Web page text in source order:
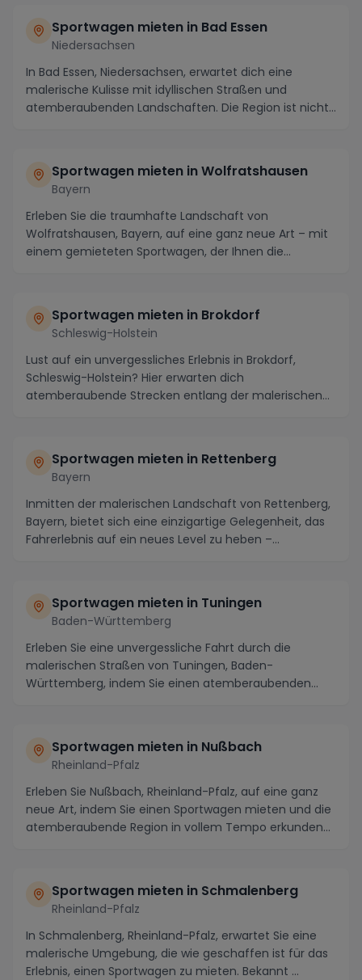
Sportwagen mieten in Bad Essen
Niedersachsen
In Bad Essen, Niedersachsen, erwartet dich eine
malerische Kulisse mit idyllischen Straßen und
atemberaubenden Landschaften. Die Region ist nicht
Sportwagen mieten in Wolfratshausen
Bayern
Erleben Sie die traumhafte Landschaft von
Wolfratshausen, Bayern, auf eine ganz neue Art – mit
einem gemieteten Sportwagen, der Ihnen die
Sportwagen mieten in Brokdorf
Schleswig-Holstein
Lust auf ein unvergessliches Erlebnis in Brokdorf,
Schleswig-Holstein? Hier erwarten dich
atemberaubende Strecken entlang der malerischen
Sportwagen mieten in Rettenberg
Bayern
Inmitten der malerischen Landschaft von Rettenberg,
Bayern, bietet sich eine einzigartige Gelegenheit, das
Fahrerlebnis auf ein neues Level zu heben –...
Sportwagen mieten in Tuningen
Baden-Württemberg
Erleben Sie eine unvergessliche Fahrt durch die
malerischen Straßen von Tuningen, Baden-
Württemberg, indem Sie einen atemberaubenden
Sportwagen mieten in Nußbach
Rheinland-Pfalz
Erleben Sie Nußbach, Rheinland-Pfalz, auf eine ganz
neue Art, indem Sie einen Sportwagen mieten und die
atemberaubende Region in vollem Tempo erkunden...
Sportwagen mieten in Schmalenberg
Rheinland-Pfalz
In Schmalenberg, Rheinland-Pfalz, erwartet Sie eine
malerische Umgebung, die wie geschaffen ist für das
Erlebnis, einen Sportwagen zu mieten. Bekannt ...